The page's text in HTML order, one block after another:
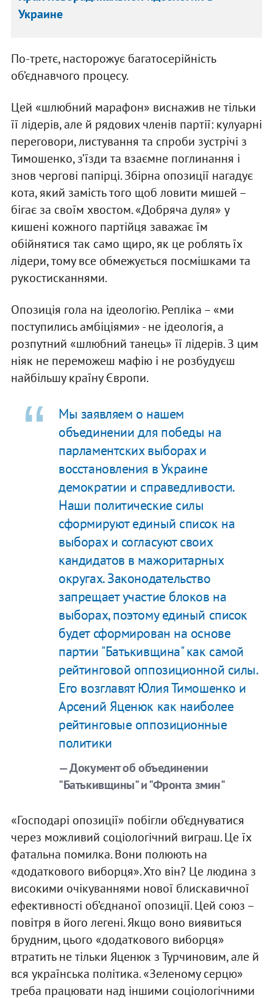
Украине
По-третє, насторожує багатосерійність
об’єднавчого процесу.
Цей «шлюбний марафон» виснажив не тільки
її лідерів, але й рядових членів партії: кулуарні
переговори, листування та спроби зустрічі з
Тимошенко, з’їзди та взаємне поглинання і
знов чергові папірці. Збірна опозиції нагадує
кота, який замість того щоб ловити мишей –
бігає за своїм хвостом. «Добряча дуля» у
кишені кожного партійця заважає їм
обійнятися так само щиро, як це роблять їх
лідери, тому все обмежується посмішками та
рукостисканнями.
Опозиція гола на ідеологію. Репліка – «ми
поступились амбіціями» - не ідеологія, а
розпутний «шлюбний танець» її лідерів. З цим
ніяк не переможеш мафію і не розбудуєш
найбільшу країну Європи.
Мы заявляем о нашем
объединении для победы на
парламентских выборах и
восстановления в Украине
демократии и справедливости.
Наши политические силы
сформируют единый список на
выборах и согласуют своих
кандидатов в мажоритарных
округах. Законодательство
запрещает участие блоков на
выборах, поэтому единый список
будет сформирован на основе
партии "Батькивщина" как самой
рейтинговой оппозиционной силы.
Его возглавят Юлия Тимошенко и
Арсений Яценюк как наиболее
рейтинговые оппозиционные
политики
— Документ об объединении
"Батькивщины" и "Фронта змин"
«Господарі опозиції» побігли об’єднуватися
через можливий соціологічний виграш. Це їх
фатальна помилка. Вони полюють на
«додаткового виборця». Хто він? Це людина з
високими очікуваннями нової блискавичної
ефективності об’єднаної опозиції. Цей союз –
повітря в його легені. Якщо воно виявиться
брудним, цього «додаткового виборця»
втратить не тільки Яценюк з Турчиновим, але й
вся українська політика. «Зеленому серцю»
треба працювати над іншими соціологічними